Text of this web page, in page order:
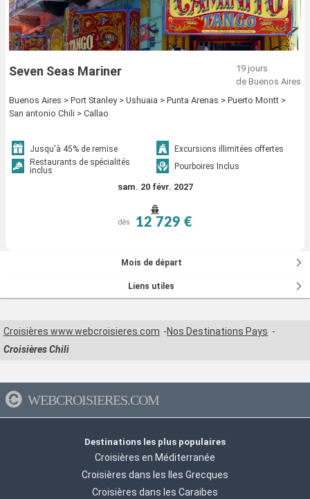
Seven Seas Mariner
19 jours
de Buenos Aires
Buenos Aires > Port Stanley > Ushuaia > Punta Arenas > Puerto Montt >
San antonio Chili > Callao
Jusqu'à 45% de remise
Excursions illimitées offertes
Restaurants de spécialités
inclus
Pourboires Inclus
sam. 20 févr. 2027
dès 12 729 €
Mois de départ
Liens utiles
Croisières www.webcroisieres.com
Nos Destinations Pays
Croisières Chili
WEBCROISIERES.COM
Destinations les plus populaires
Croisières en Méditerranée
Croisières dans les Iles Grecques
Croisières dans les Caraibes